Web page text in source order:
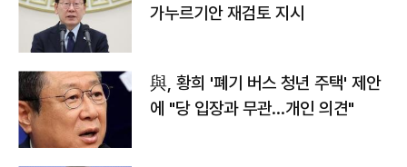
가누르기안 재검토 지시
與, 황희 '폐기 버스 청년 주택' 제안
에 "당 입장과 무관…개인 의견"